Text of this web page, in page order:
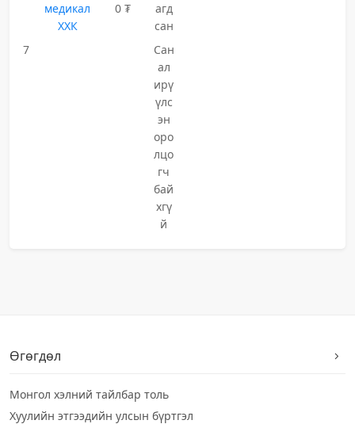
медикал
ХХК
0 ₮
агд
сан
7
Сан
ал
ирү
үлс
эн
оро
лцо
гч
бай
хгү
й
Өгөгдөл
Монгол хэлний тайлбар толь
Хуулийн этгээдийн улсын бүртгэл